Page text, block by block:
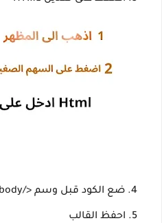
ضع الكود قبل وسم </body>
احفظ القالب